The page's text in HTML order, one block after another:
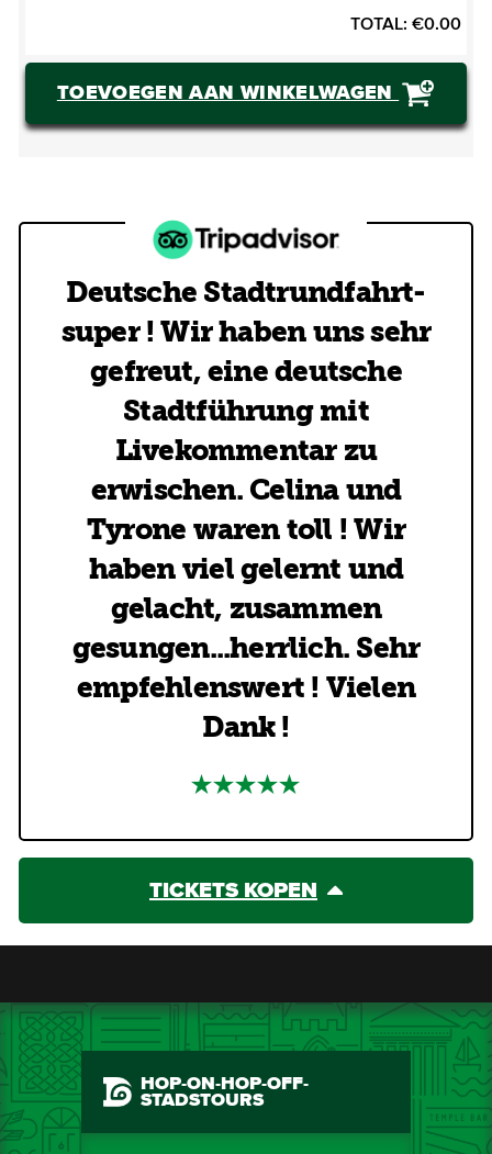
TOTAL: €0.00
TOEVOEGEN AAN WINKELWAGEN
Deutsche Stadtrundfahrt-
super ! Wir haben uns sehr
gefreut, eine deutsche
Stadtführung mit
Livekommentar zu
erwischen. Celina und
Tyrone waren toll ! Wir
haben viel gelernt und
gelacht, zusammen
gesungen...herrlich. Sehr
empfehlenswert ! Vielen
Dank !
TICKETS KOPEN
HOP-ON-HOP-OFF-
STADSTOURS